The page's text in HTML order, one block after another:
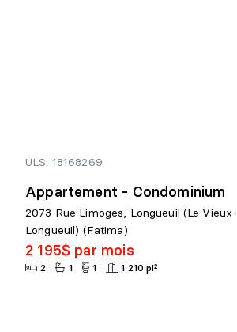
ULS: 18168269
Appartement - Condominium
2073 Rue Limoges, Longueuil (Le Vieux-
Longueuil) (Fatima)
2 195$ par mois
2 1 1 1 210 pi²